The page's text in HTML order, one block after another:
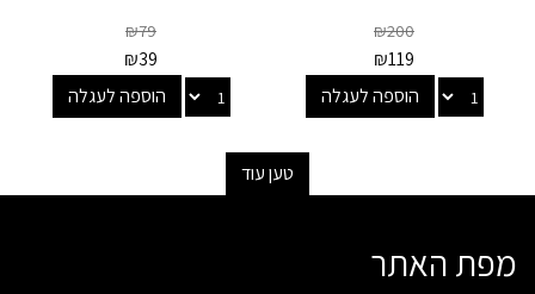
₪200
₪119
הוספה לעגלה
₪79
₪39
הוספה לעגלה
טען עוד
מפת האתר